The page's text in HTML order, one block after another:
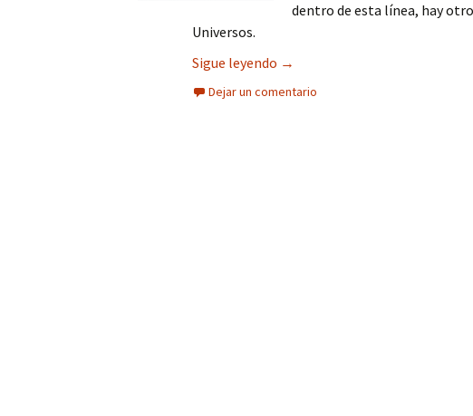
dentro de esta línea, hay
Universos.
Sigue leyendo LA ARITMÉTICA CUÁNTICA DE
→
Dejar un comentario